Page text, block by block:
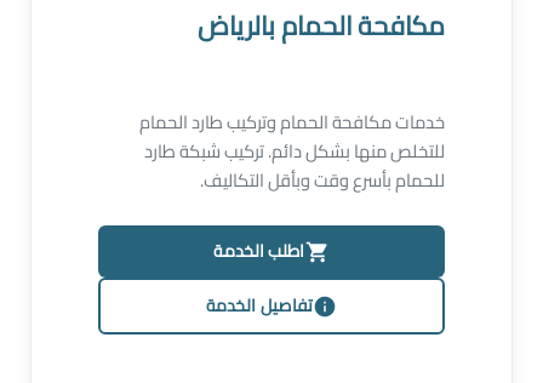
مكافحة الحمام بالرياض
خدمات مكافحة الحمام وتركيب طارد الحمام
للتخلص منها بشكل دائم. تركيب شبكة طارد
للحمام بأسرع وقت وبأقل التكاليف.
اطلب الخدمة
تفاصيل الخدمة